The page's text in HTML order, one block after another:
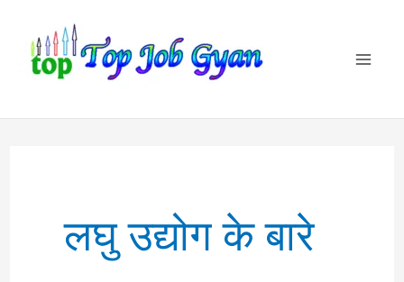
content
लघु उद्योग के बारे